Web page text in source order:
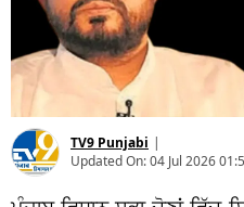
TV9 Punjabi |
Updated On:04 Jul 2026